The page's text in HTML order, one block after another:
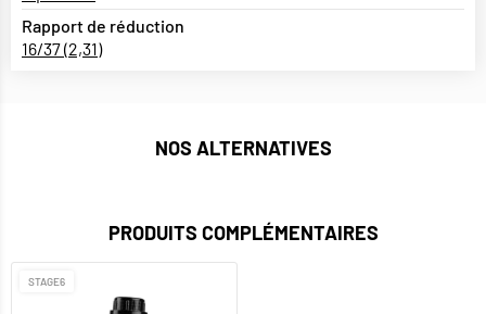
Rapport de réduction
16/37 (2,31)
NOS ALTERNATIVES
PRODUITS COMPLÉMENTAIRES
STAGE6